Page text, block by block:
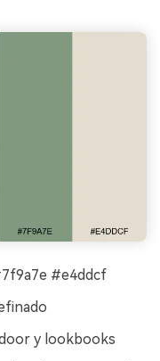
#e4ddcf
y lookbooks